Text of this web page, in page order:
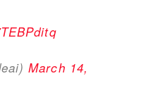
March 14,